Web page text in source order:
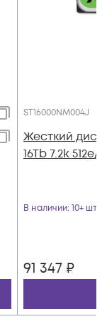
ST16000NM004J
Жесткий
16Tb 7.2k
В наличии: 10+ шт
91 347 ₽